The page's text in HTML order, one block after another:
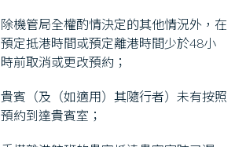
除機管局全權酌情決定的其他情況外，在
預定抵港時間或預定離港時間少於48小
時前取消或更改預約；
貴賓（及（如適用）其隨行者）未有按照
預約到達貴賓室；